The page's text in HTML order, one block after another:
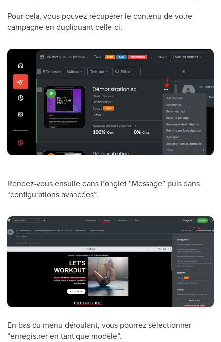
Pour cela, vous pouvez récupérer le contenu de votre
campagne en dupliquant celle-ci.
Rendez-vous ensuite dans l’onglet “Message” puis dans
“configurations avancées”.
En bas du menu déroulant, vous pourrez sélectionner
“enregistrer en tant que modèle”.